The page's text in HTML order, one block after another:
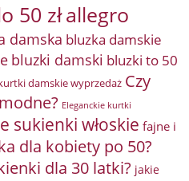
50 złallegro
damska bluzka damskie
bluzki damski bluzki to 50
damskie wyprzedaż Czy
Eleganckie kurtki
sukienki włoskie fajne i
dla kobiety po 50?
dla 30 latki? jakie